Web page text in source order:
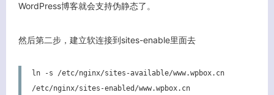
WordPress博客就会支持伪静态了。
然后第二步，建立软连接到sites-enable里面去
ln -s /etc/nginx/sites-available/www.wpbox.cn
/etc/nginx/sites-enabled/www.wpbox.cn